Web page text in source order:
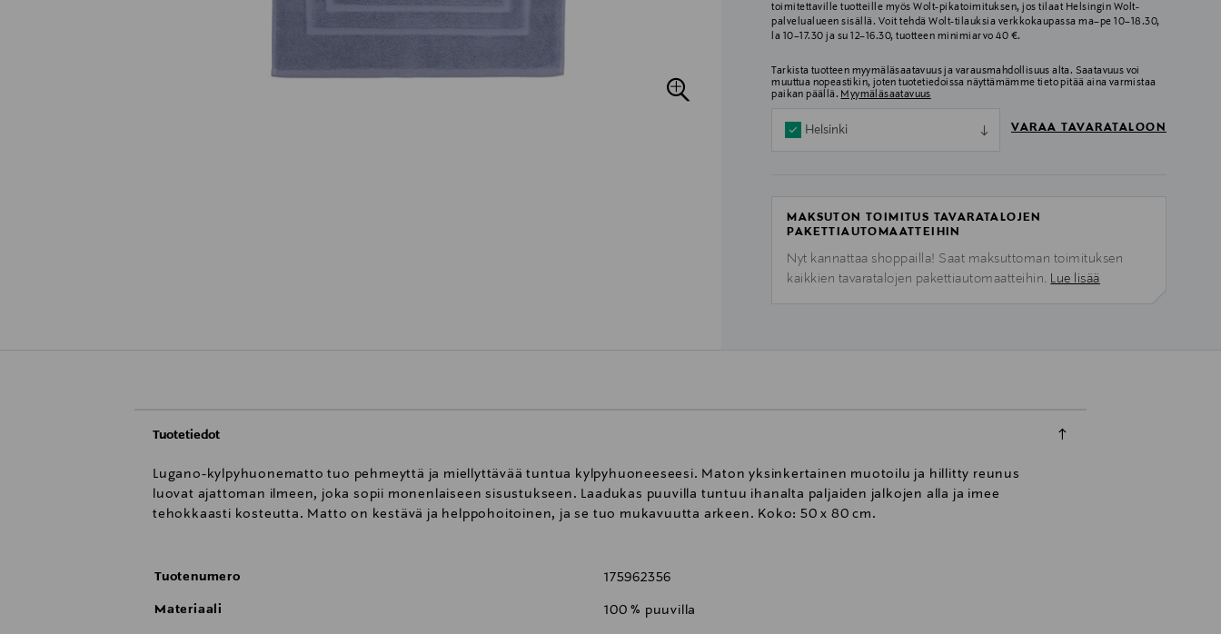
toimitettaville tuotteille myös Wolt-pikatoimituksen, jos tilaat Helsingin Wolt-
palvelualueen sisällä. Voit tehdä Wolt-tilauksia verkkokaupassa ma–pe 10–18.30,
la 10–17.30 ja su 12–16.30, tuotteen minimiarvo 40 €.
Tarkista tuotteen myymäläsaatavuus ja varausmahdollisuus alta. Saatavuus voi
muuttua nopeastikin, joten tuotetiedoissa näyttämämme tieto pitää aina varmistaa
paikan päällä. Myymäläsaatavuus
Helsinki VARAA TAVARATALOON
MAKSUTON TOIMITUS TAVARATALOJEN
PAKETTIAUTOMAATTEIHIN
Nyt kannattaa shoppailla! Saat maksuttoman toimituksen
kaikkien tavaratalojen pakettiautomaatteihin. Lue lisää
Tuotetiedot
Lugano-kylpyhuonematto tuo pehmeyttä ja miellyttävää tuntua kylpyhuoneeseesi. Maton yksinkertainen muotoilu ja hillitty reunus
luovat ajattoman ilmeen, joka sopii monenlaiseen sisustukseen. Laadukas puuvilla tuntuu ihanalta paljaiden jalkojen alla ja imee
tehokkaasti kosteutta. Matto on kestävä ja helppohoitoinen, ja se tuo mukavuutta arkeen. Koko: 50 x 80 cm.
Tuotenumero 175962356
Materiaali 100 % puuvilla